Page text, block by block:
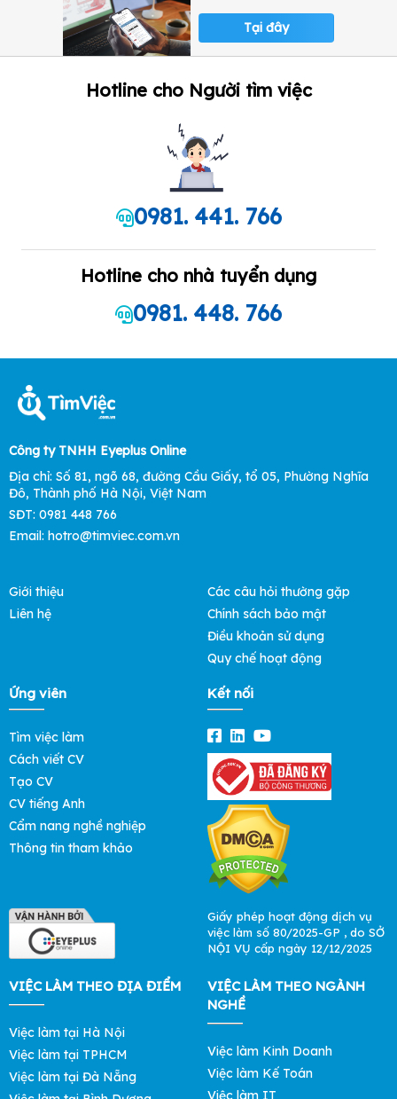
Tại đây
Hotline cho Người tìm việc
0981. 441. 766
Hotline cho nhà tuyển dụng
0981. 448. 766
Công ty TNHH Eyeplus Online
Địa chỉ: Số 81, ngõ 68, đường Cầu Giấy, tổ 05, Phường Nghĩa
Đô, Thành phố Hà Nội, Việt Nam
SĐT: 0981 448 766
Email: hotro@timviec.com.vn
Giới thiệu
Liên hệ
Các câu hỏi thường gặp
Chính sách bảo mật
Điều khoản sử dụng
Quy chế hoạt động
Ứng viên
Tìm việc làm
Cách viết CV
Tạo CV
CV tiếng Anh
Cẩm nang nghề nghiệp
Thông tin tham khảo
Kết nối
Giấy phép hoạt động dịch vụ
việc làm số 80/2025-GP , do SỞ
NỘI VỤ cấp ngày 12/12/2025
VIỆC LÀM THEO ĐỊA ĐIỂM
Việc làm tại Hà Nội
Việc làm tại TPHCM
Việc làm tại Đà Nẵng
VIỆC LÀM THEO NGÀNH
NGHỀ
Việc làm Kinh Doanh
Việc làm Kế Toán
Việc làm IT